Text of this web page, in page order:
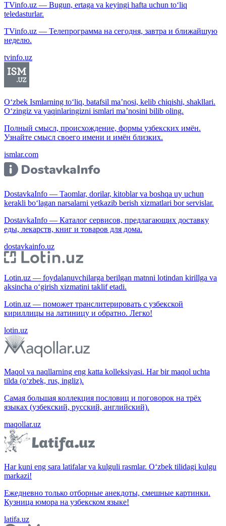
TVinfo.uz — Bugun, ertaga va keyingi hafta uchun to‘liq
teledasturlar.
TVinfo.uz — Телепрограмма на сегодня, завтра и ближайшую
неделю.
tvinfo.uz
O‘zbek Ismlarning to‘liq, batafsil ma’nosi, kelib chiqishi, shakllari.
O‘zingiz va yaqinlaringizni ismlari ma’nosini bilib oling.
Полный смысл, происхождение, формы узбекских имён.
Узнайте смысл своего имени и имён близких.
ismlar.com
DostavkaInfo — Taomlar, dorilar, kitoblar va boshqa uy uchun
kerakli bo‘lagan narsalarni yetkazib berish xizmatlari bor servislar.
DostavkaInfo — Каталог сервисов, предлагающих доставку
еды, лекарств, книг и товаров для дома.
dostavkainfo.uz
Lotin.uz — foydalanuvchilarga berilgan matnni lotindan kirillga va
aksincha o‘girish xizmatini taklif etadi.
Lotin.uz — поможет транслитерировать с узбекской
кириллицы на латиницу и обратно. Легко!
lotin.uz
Maqol va naqllarning eng katta kolleksiyasi. Har bir maqol uchta
tilda (o‘zbek, rus, ingliz).
Самая большая коллекция пословиц и поговорок на трёх
языках (узбекский, русский, английский).
maqollar.uz
Har kuni eng sara latifalar va kulguli rasmlar. O‘zbek tilidagi kulgu
markazi!
Ежедневно только отборные анекдоты, смешные картинки.
Кузница юмора на узбекском языке!
latifa.uz